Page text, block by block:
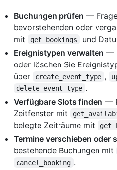
Buchungen prüfen —
bevorstehenden oder
mit
get_bookings
und
Ereignistypen verwalten —
oder löschen Sie
über
create_event_type ,
delete_event_type .
Verfügbare Slots finden —
Zeitfenster mit
belegte Zeiträume mit
Termine verschieben oder
bestehende Buchungen mit
cancel_booking .